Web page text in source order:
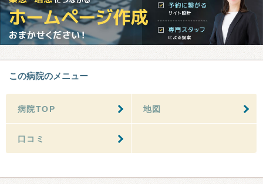
この病院のメニュー
病院TOP 地図
口コミ